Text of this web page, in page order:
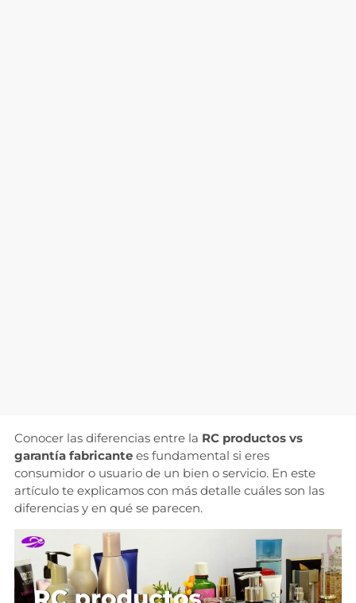
Conocer las diferencias entre la RC productos vs
garantía fabricantees fundamental si eres
consumidor o usuario de un bien o servicio. En este
artículo te explicamos con más detalle cuáles son las
diferencias y en qué se parecen.